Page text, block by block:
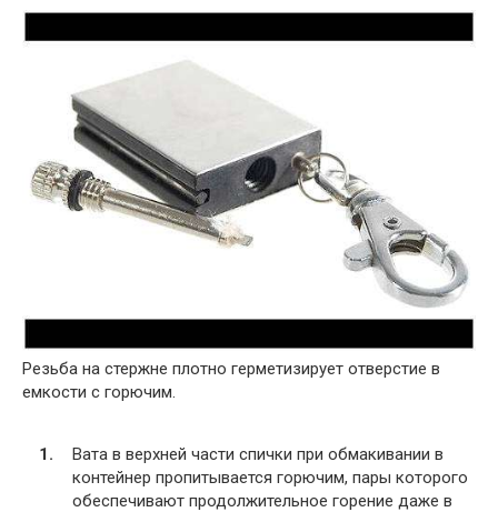
Резьба на стержне плотно герметизирует отверстие в
емкости с горючим.
Вата в верхней части спички при обмакивании в
контейнер пропитывается горючим, пары которого
обеспечивают продолжительное горение даже в